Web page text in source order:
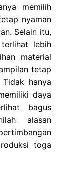
memilih
nyaman
Selain itu,
lebih
material
tetap
hanya
daya
bagus
alasan
toga